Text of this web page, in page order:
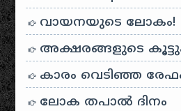
വായനയുടെ ലോകം!
അക്ഷരങ്ങളുടെ
കാരം വെടിഞ്ഞ
ലോക തപാൽ ദിനം